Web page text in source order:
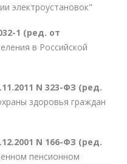
электроустановок"
1 (ред. от
в Российской
N 323-ФЗ (ред.
здоровья граждан
N 166-ФЗ (ред.
пенсионном